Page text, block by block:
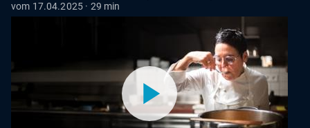
vom 17.04.2025 · 29 min